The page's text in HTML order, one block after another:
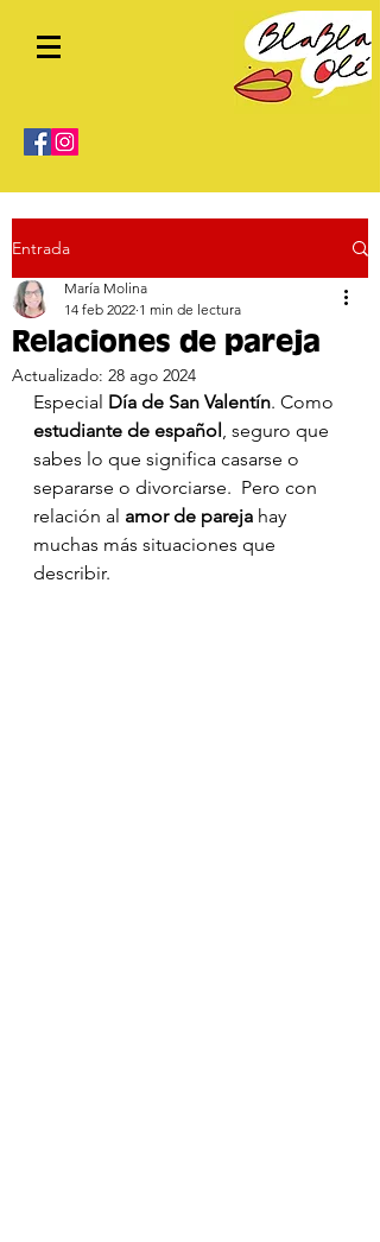
Entrada
Relaciones de pareja
María Molina
14 feb 2022 1 min de lectura
Actualizado: 28 ago 2024
Especial Día de San Valentín. Como
estudiante de español, seguro que
sabes lo que significa casarse o
separarse o divorciarse.  Pero con
relación al amor de pareja hay
muchas más situaciones que
describir.